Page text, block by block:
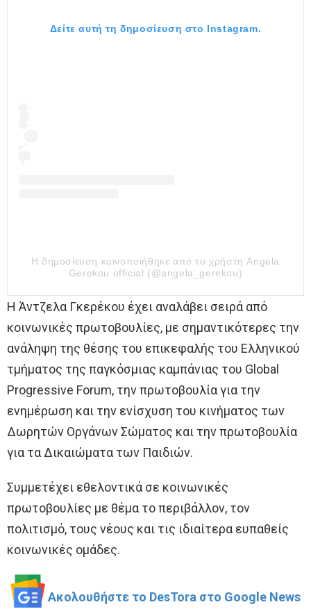
Δείτε αυτή τη δημοσίευση στο Instagram.
Η δημοσίευση κοινοποιήθηκε από το χρήστη Angela
Gerekou official (@angela_gerekou)
Η Άντζελα Γκερέκου έχει αναλάβει σειρά από
κοινωνικές πρωτοβουλίες, με σημαντικότερες την
ανάληψη της θέσης του επικεφαλής του Ελληνικού
τμήματος της παγκόσμιας καμπάνιας του Global
Progressive Forum, την πρωτοβουλία για την
ενημέρωση και την ενίσχυση του κινήματος των
Δωρητών Οργάνων Σώματος και την πρωτοβουλία
για τα Δικαιώματα των Παιδιών.
Συμμετέχει εθελοντικά σε κοινωνικές
πρωτοβουλίες με θέμα το περιβάλλον, τον
πολιτισμό, τους νέους και τις ιδιαίτερα ευπαθείς
κοινωνικές ομάδες.
Ακολουθήστε το DesTora στο Google News